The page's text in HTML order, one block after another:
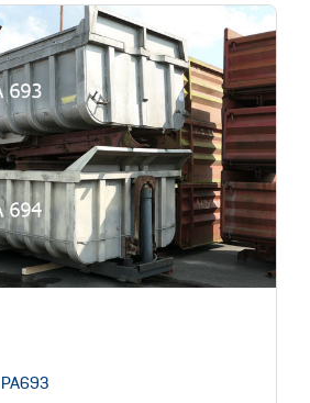
PA693